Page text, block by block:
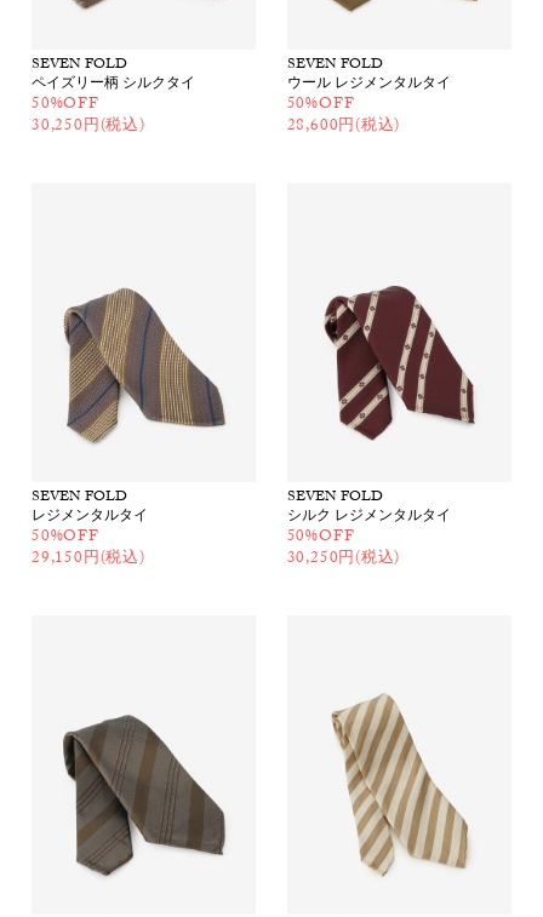
SEVEN FOLD
ペイズリー柄 シルクタイ
50%OFF
30,250円(税込)
SEVEN FOLD
ウール レジメンタルタイ
50%OFF
28,600円(税込)
SEVEN FOLD
レジメンタルタイ
50%OFF
29,150円(税込)
SEVEN FOLD
シルク レジメンタルタイ
50%OFF
30,250円(税込)